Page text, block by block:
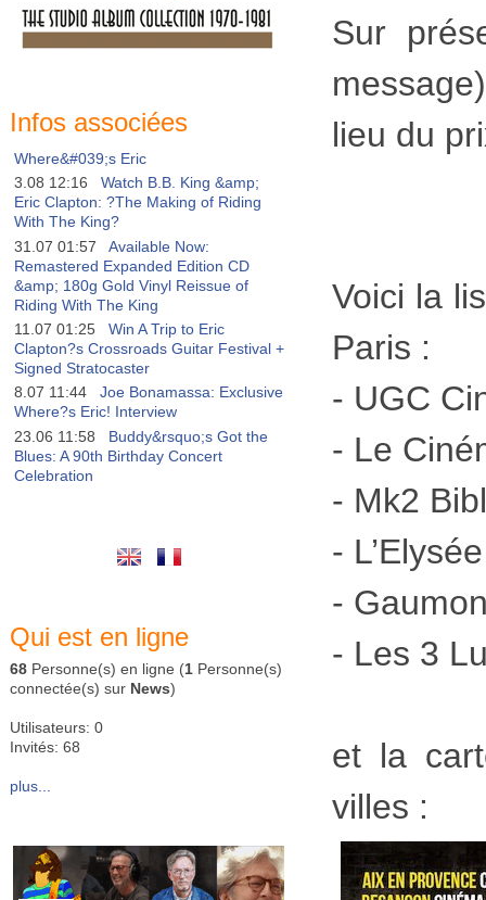
Infos associées
Where&#039;s Eric
3.08 12:16
Watch B.B. King &amp;
Eric Clapton: ?The Making of Riding
With The King?
31.07 01:57
Available Now:
Remastered Expanded Edition CD
&amp; 180g Gold Vinyl Reissue of
Riding With The King
11.07 01:25
Win A Trip to Eric
Clapton?s Crossroads Guitar Festival +
Signed Stratocaster
8.07 11:44
Joe Bonamassa: Exclusive
Where?s Eric! Interview
23.06 11:58
Buddy&rsquo;s Got the
Blues: A 90th Birthday Concert
Celebration
Qui est en ligne
68 Personne(s) en ligne (1 Personne(s)
connectée(s) sur News)
Utilisateurs: 0
Invités: 68
plus...
Sur
lieu du
Voici la
Paris :
- UGC
- Le
- Mk2
-
-
- Les 3
et la
villes :